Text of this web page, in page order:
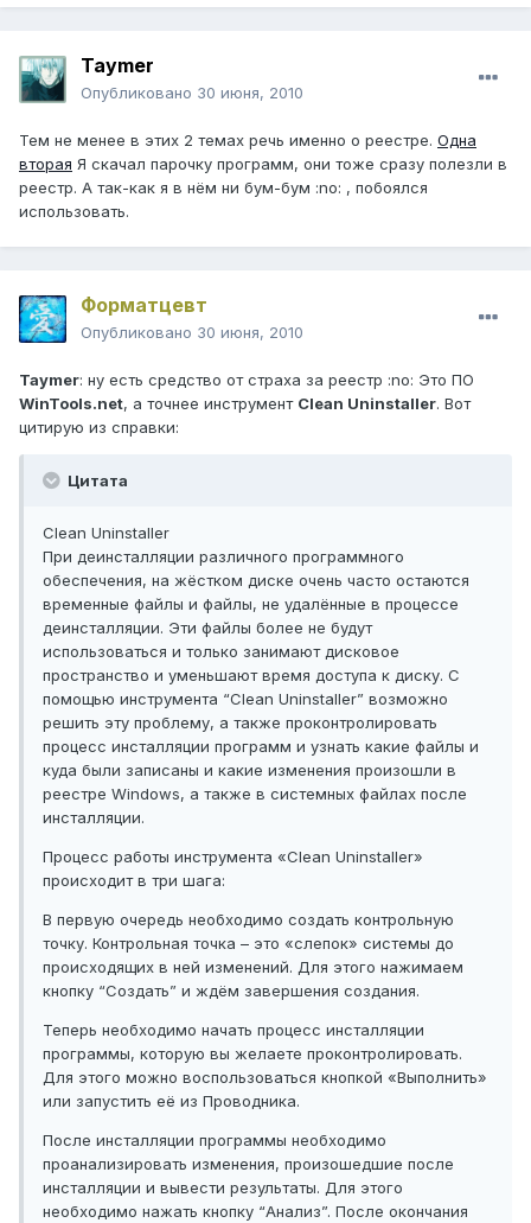
Taymer
Опубликовано 30 июня, 2010
Тем не менее в этих 2 темах речь именно о реестре. Одна
вторая Я скачал парочку программ, они тоже сразу полезли в
реестр. А так-как я в нём ни бум-бум :no: , побоялся
использовать.
Форматцевт
Опубликовано 30 июня, 2010
Taymer: ну есть средство от страха за реестр :no: Это ПО
WinTools.net, а точнее инструмент Clean Uninstaller. Вот
цитирую из справки:
Цитата
Clean Uninstaller
При деинсталляции различного программного
обеспечения, на жёстком диске очень часто остаются
временные файлы и файлы, не удалённые в процессе
деинсталляции. Эти файлы более не будут
использоваться и только занимают дисковое
пространство и уменьшают время доступа к диску. С
помощью инструмента “Clean Uninstaller” возможно
решить эту проблему, а также проконтролировать
процесс инсталляции программ и узнать какие файлы и
куда были записаны и какие изменения произошли в
реестре Windows, а также в системных файлах после
инсталляции.
Процесс работы инструмента «Clean Uninstaller»
происходит в три шага:
В первую очередь необходимо создать контрольную
точку. Контрольная точка – это «слепок» системы до
происходящих в ней изменений. Для этого нажимаем
кнопку “Создать” и ждём завершения создания.
Теперь необходимо начать процесс инсталляции
программы, которую вы желаете проконтролировать.
Для этого можно воспользоваться кнопкой «Выполнить»
или запустить её из Проводника.
После инсталляции программы необходимо
проанализировать изменения, произошедшие после
инсталляции и вывести результаты. Для этого
необходимо нажать кнопку “Анализ”. После окончания